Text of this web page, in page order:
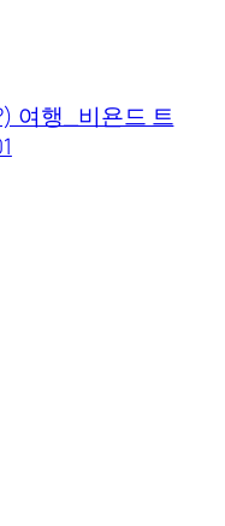
여행_비욘드 트